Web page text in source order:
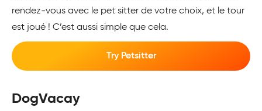
rendez-vous avec le pet sitter de votre choix, et le tour
est joué ! C’est aussi simple que cela.
Try Petsitter
DogVacay